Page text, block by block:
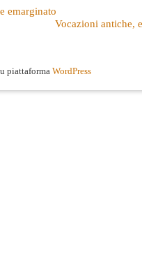
emarginato
Vocazioni antiche,
piattaforma WordPress